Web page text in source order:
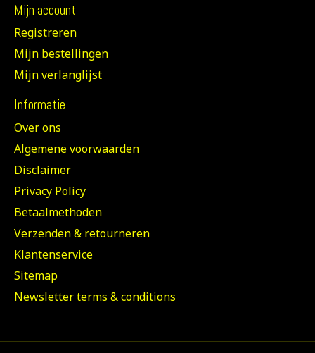
Mijn account
Registreren
Mijn bestellingen
Mijn verlanglijst
Informatie
Over ons
Algemene voorwaarden
Disclaimer
Privacy Policy
Betaalmethoden
Verzenden & retourneren
Klantenservice
Sitemap
Newsletter terms & conditions